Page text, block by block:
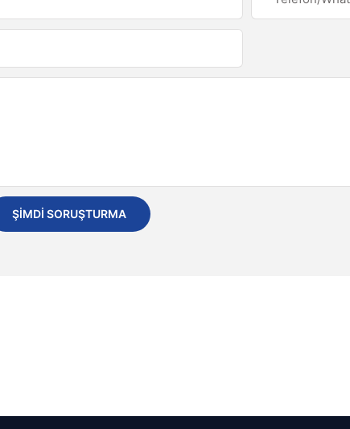
ŞIMDI SORUŞTURMA